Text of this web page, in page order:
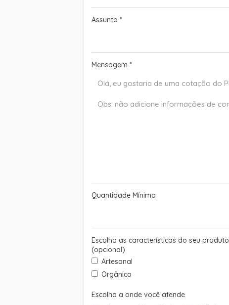
Assunto *
Mensagem *
Quantidade Mínima
Escolha as características do seu produto
(opcional)
Artesanal
Orgânico
Escolha a onde você atende